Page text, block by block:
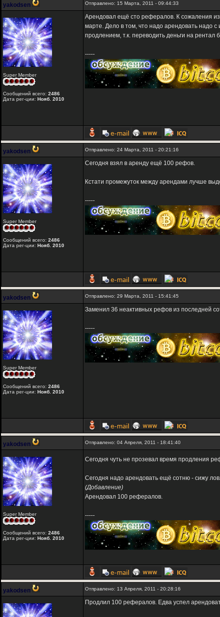
yakodsen Отправлено: 15 Марта, 2011 - 09:44:33
Super Member
Сообщений всего: 2486
Дата рег-ции: Нояб. 2010
Арендовал ещё сто рефералов. К сожаления
марте. Дело в том, что надо арендовать надо
продлением, т.к. переводить деньги на рентал
-----
yakodsen Отправлено: 24 Марта, 2011 - 20:21:16
Super Member
Сообщений всего: 2486
Дата рег-ции: Нояб. 2010
Сегодня взял в аренду ещё 100 рефов.
Кстати промежуток между арендами лучше
-----
yakodsen Отправлено: 29 Марта, 2011 - 15:41:45
Super Member
Сообщений всего: 2486
Дата рег-ции: Нояб. 2010
Заменил 36 неактивных рефов из последней
-----
yakodsen Отправлено: 04 Апреля, 2011 - 18:41:40
Super Member
Сообщений всего: 2486
Дата рег-ции: Нояб. 2010
Сегодня чуть не прозевал время продления
Сегодня надо арендовать ещё сотню - сижу
(Добавление)
Арендовал 100 рефералов.
-----
yakodsen Отправлено: 13 Апреля, 2011 - 20:28:16
Продлил 100 рефералов. Едва успел